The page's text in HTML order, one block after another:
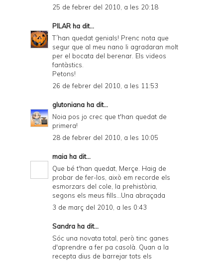
25 de febrer del 2010, a les 20:18
PILAR ha dit...
T´han quedat genials! Prenc nota que
segur que al meu nano li agradaran molt
per el bocata del berenar. Els videos
fantàstics.
Petons!
26 de febrer del 2010, a les 11:53
glutoniana ha dit...
Noia pos jo crec que t'han quedat de
primera!
28 de febrer del 2010, a les 10:05
maia ha dit...
Que bé t'han quedat, Merçe. Haig de
probar de fer-los, això em recorde els
esmorzars del cole, la prehistòria,
segons els meus fills...Una abraçada
3 de març del 2010, a les 0:43
Sandra ha dit...
Sóc una novata total, però tinc ganes
d'aprendre a fer pa casolà. Quan a la
recepta dius de barrejar tots els